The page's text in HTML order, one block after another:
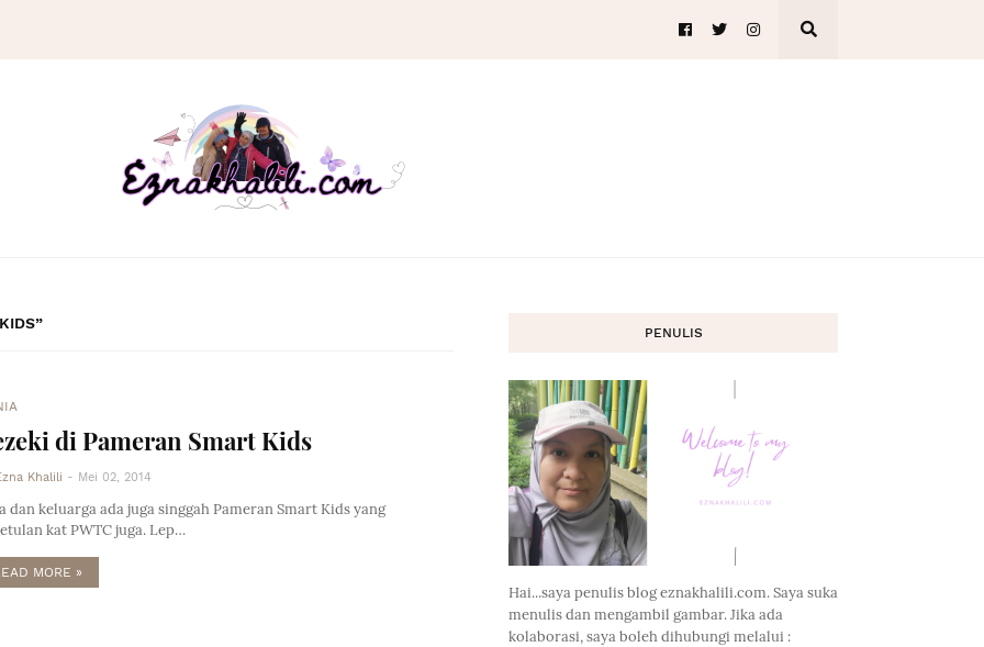
di Pameran Smart Kids
Khalili - Mei 02, 2014
dan keluarga ada juga singgah Pameran Smart Kids yang
kat PWTC juga. Lep…
MORE »
PENULIS
Hai...saya penulis blog eznakhalili.com. Saya suka
menulis dan mengambil gambar. Jika ada
kolaborasi, saya boleh dihubungi melalui :